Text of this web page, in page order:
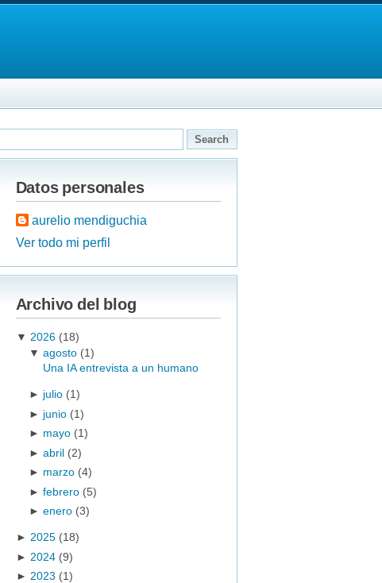
Datos personales
aurelio mendiguchia
Ver todo mi perfil
Archivo del blog
▼ 2026 (18)
▼agosto (1)
Una IA entrevista a un humano
► julio (1)
► junio (1)
► mayo (1)
►abril (2)
► marzo (4)
►febrero (5)
►enero (3)
► 2025 (18)
► 2024 (9)
► 2023 (1)